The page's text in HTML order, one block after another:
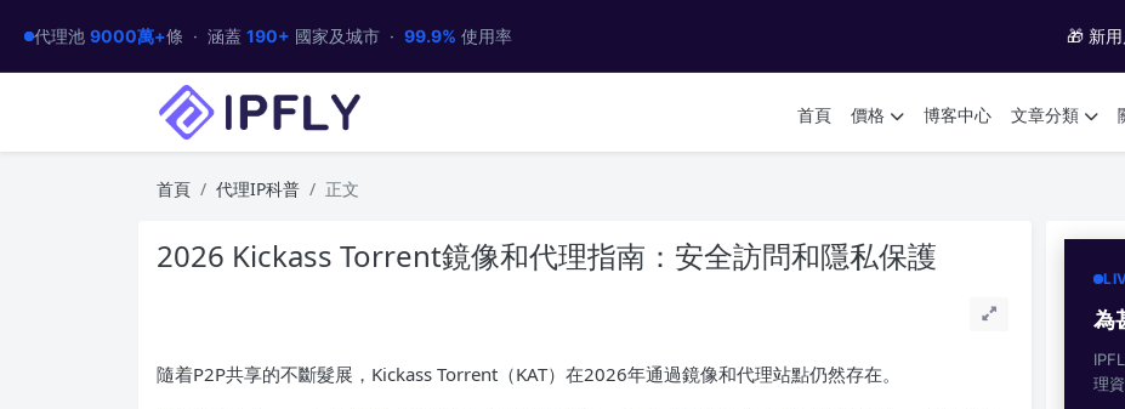
代理池 9000萬+條 · 涵蓋 190+ 國家及城市 · 99.9% 使用率 🎁 新用
首頁 價格 博客中心 文章分類
首頁 代理IP科普 正文
2026 Kickass Torrent鏡像和代理指南：安全訪問和隱私保護
隨着P2P共享的不斷髮展，Kickass Torrent（KAT）在2026年通過鏡像和代理站點仍然存在。
為
理